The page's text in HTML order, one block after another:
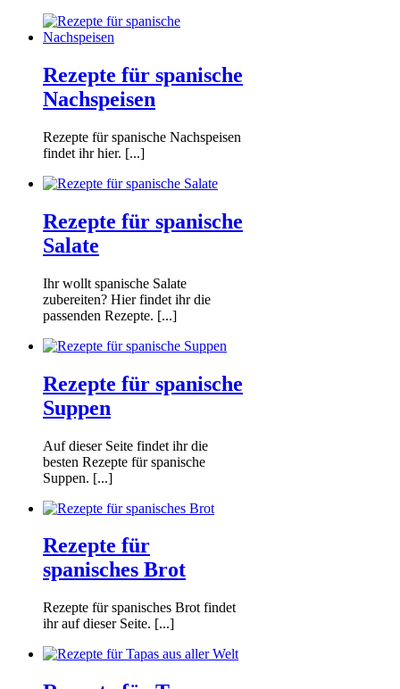
Rezepte für spanische
Nachspeisen
Rezepte für spanische Nachspeisen
findet ihr hier. [...]
Rezepte für spanische
Salate
Ihr wollt spanische Salate
zubereiten? Hier findet ihr die
passenden Rezepte. [...]
Rezepte für spanische
Suppen
Auf dieser Seite findet ihr die
besten Rezepte für spanische
Suppen. [...]
Rezepte für
spanisches Brot
Rezepte für spanisches Brot findet
ihr auf dieser Seite. [...]